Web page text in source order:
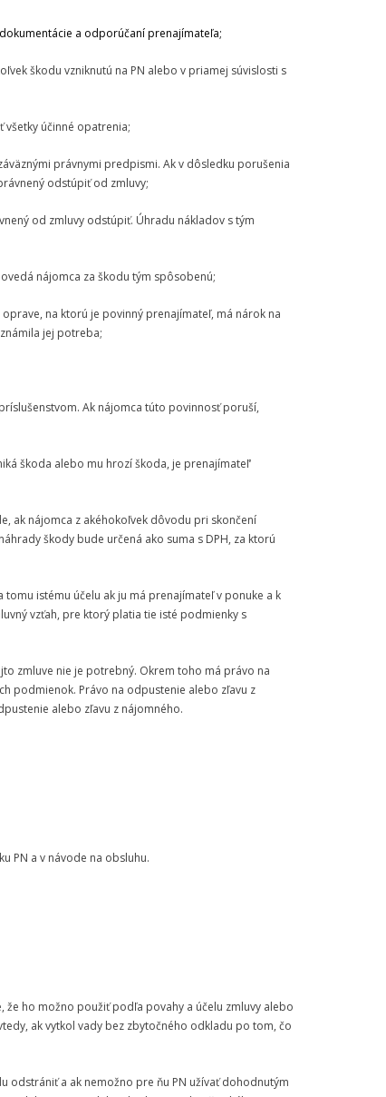
a odporúčaní prenajímateľa;
škodu vzniknutú na PN alebo v priamej súvislosti s
všetky účinné opatrenia;
právnymi predpismi. Ak v dôsledku porušenia
odstúpiť od zmluvy;
od zmluvy odstúpiť. Úhradu nákladov s tým
nájomca za škodu tým spôsobenú;
na ktorú je povinný prenajímateľ, má nárok na
jej potreba;
Ak nájomca túto povinnosť poruší,
škoda alebo mu hrozí škoda, je prenajímateľ‘
ak nájomca z akéhokoľvek dôvodu pri skončení
škody bude určená ako suma s DPH, za ktorú
istému účelu ak ju má prenajímateľ v ponuke a k
vzťah, pre ktorý platia tie isté podmienky s
zmluve nie je potrebný. Okrem toho má právo na
podmienok. Právo na odpustenie alebo zľavu z
alebo zľavu z nájomného.
PN a v návode na obsluhu.
že ho možno použiť podľa povahy a účelu zmluvy alebo
ak vytkol vady bez zbytočného odkladu po tom, čo
odstrániť a ak nemožno pre ňu PN užívať dohodnutým